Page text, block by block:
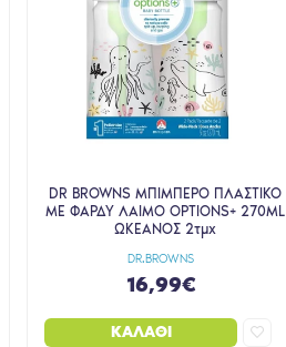
DR.BROWNS
DR BROWNS ΜΠΙΜΠΕΡΟ ΠΛΑΣΤΙΚΟ
ΜΕ ΦΑΡΔΥ ΛΑΙΜΟ OPTIONS+ 270ML
ΩΚΕΑΝΟΣ 2τμχ
16,99€
ΚΑΛΆΘΙ